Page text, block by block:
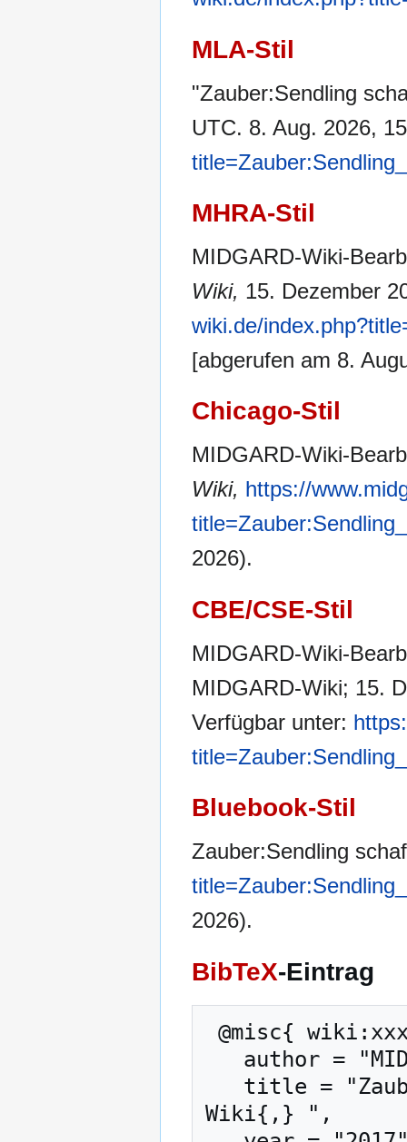
MLA-Stil
"Zauber:Sendling
UTC. 8. Aug. 2026,
MHRA-Stil
MIDGARD-Wiki-
Wiki, 15. Dezember
wiki.de/
[abgerufen am 8.
Chicago-Stil
MIDGARD-Wiki-
Wiki, https://
2026).
CBE/CSE-Stil
MIDGARD-Wiki-
MIDGARD-Wiki; 15.
Verfügbar unter:
Bluebook-Stil
Zauber:Sendling
2026).
BibTeX-Eintrag
Wiki{,} ",